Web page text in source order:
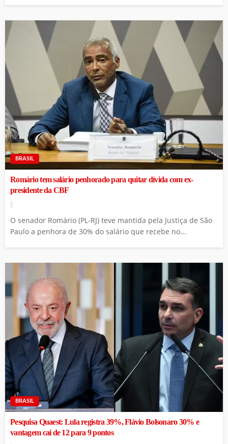
BRASIL
Romário tem salário penhorado para quitar dívida com ex-
presidente da CBF
O senador Romário (PL-RJ) teve mantida pela Justiça de São
Paulo a penhora de 30% do salário que recebe no...
BRASIL
Pesquisa Quaest: Lula registra 39%, Flávio Bolsonaro 30% e
vantagem cai de 12 para 9 pontos